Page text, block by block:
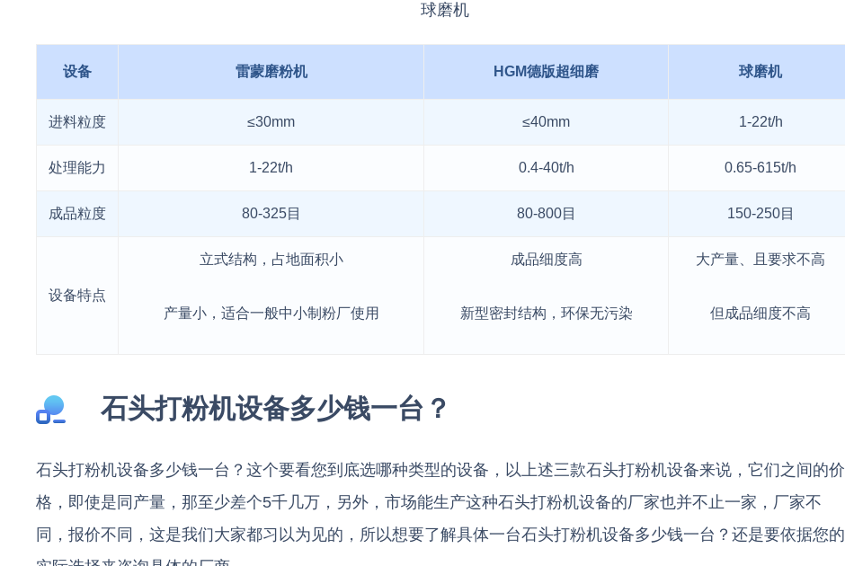
球磨机
设备 雷蒙磨粉机 HGM德版超细磨 球磨机
进料粒度 ≤30mm ≤40mm 1-22t/h
处理能力 1-22t/h 0.4-40t/h 0.65-615t/h
成品粒度 80-325目 80-800目 150-250目
设备特点
立式结构，占地面积小
产量小，适合一般中小制粉厂使用
成品细度高
新型密封结构，环保无污染
大产量、且要求不高
但成品细度不高
石头打粉机设备多少钱一台？
石头打粉机设备多少钱一台？这个要看您到底选哪种类型的设备，以上述三款石头打粉机设备来说，它们之间的价
格，即使是同产量，那至少差个5千几万，另外，市场能生产这种石头打粉机设备的厂家也并不止一家，厂家不
同，报价不同，这是我们大家都习以为见的，所以想要了解具体一台石头打粉机设备多少钱一台？还是要依据您的